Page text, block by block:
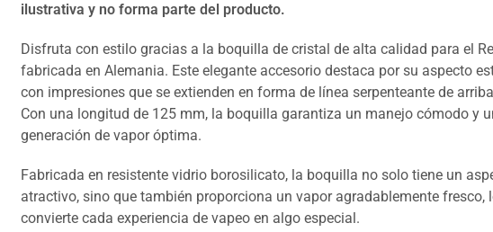
ilustrativa y no forma parte del producto.
Disfruta con estilo gracias a la boquilla de cristal de alta calidad para el
fabricada en Alemania. Este elegante accesorio destaca por su aspecto
con impresiones que se extienden en forma de línea serpenteante de
Con una longitud de 125 mm, la boquilla garantiza un manejo cómodo y
generación de vapor óptima.
Fabricada en resistente vidrio borosilicato, la boquilla no solo tiene un
atractivo, sino que también proporciona un vapor agradablemente fresco,
convierte cada experiencia de vapeo en algo especial.